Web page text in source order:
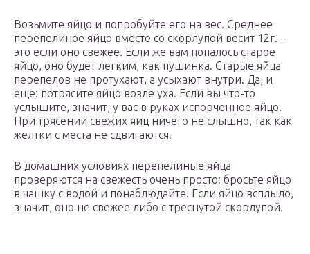
Возьмите яйцо и попробуйте его на вес. Среднее
перепелиное яйцо вместе со скорлупой весит 12г. –
это если оно свежее. Если же вам попалось старое
яйцо, оно будет легким, как пушинка. Старые яйца
перепелов не протухают, а усыхают внутри. Да, и
еще: потрясите яйцо возле уха. Если вы что-то
услышите, значит, у вас в руках испорченное яйцо.
При трясении свежих яиц ничего не слышно, так как
желтки с места не сдвигаются.
В домашних условиях перепелиные яйца
проверяются на свежесть очень просто: бросьте яйцо
в чашку с водой и понаблюдайте. Если яйцо всплыло,
значит, оно не свежее либо с треснутой скорлупой.